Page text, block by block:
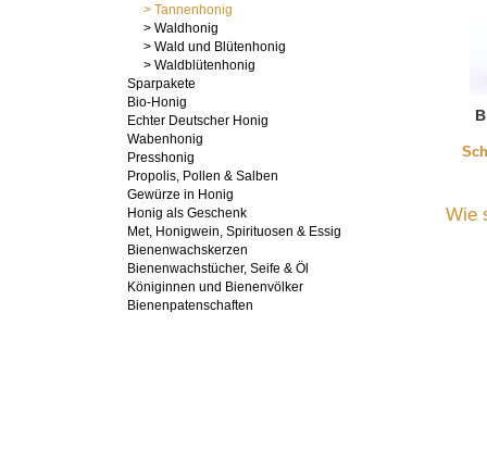
> Tannenhonig
> Waldhonig
> Wald und Blütenhonig
> Waldblütenhonig
Sparpakete
Bio-Honig
Echter Deutscher Honig
Wabenhonig
Presshonig
Propolis, Pollen & Salben
Gewürze in Honig
Honig als Geschenk
Met, Honigwein, Spirituosen & Essig
Bienenwachskerzen
Bienenwachstücher, Seife & Öl
Königinnen und Bienenvölker
Bienenpatenschaften
Wie